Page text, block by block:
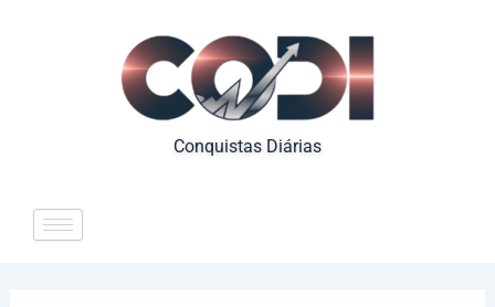
Conquistas Diárias